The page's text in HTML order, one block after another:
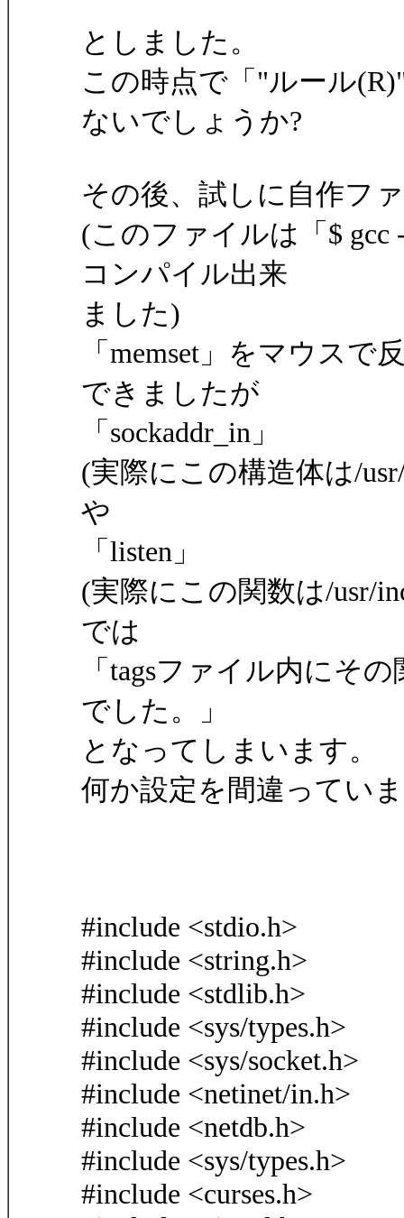
としました。
この時点で「"ルール
ないでしょうか?
その後、試しに自作フ
(このファイルは「$ gcc
コンパイル出来
ました)
「memset」をマウス
できましたが
「sockaddr_in」
(実際にこの構造体は/
や
「listen」
(実際にこの関数は/usr/
では
「tagsファイル内にそ
でした。」
となってしまいます。
何か設定を間違ってい
#include <stdio.h>
#include <string.h>
#include <stdlib.h>
#include <sys/types.h>
#include <sys/socket.h>
#include <netinet/in.h>
#include <netdb.h>
#include <sys/types.h>
#include <curses.h>